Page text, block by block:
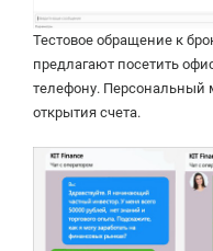
Тестовое обращение к
предлагают посетить
телефону. Персональный
открытия счета.